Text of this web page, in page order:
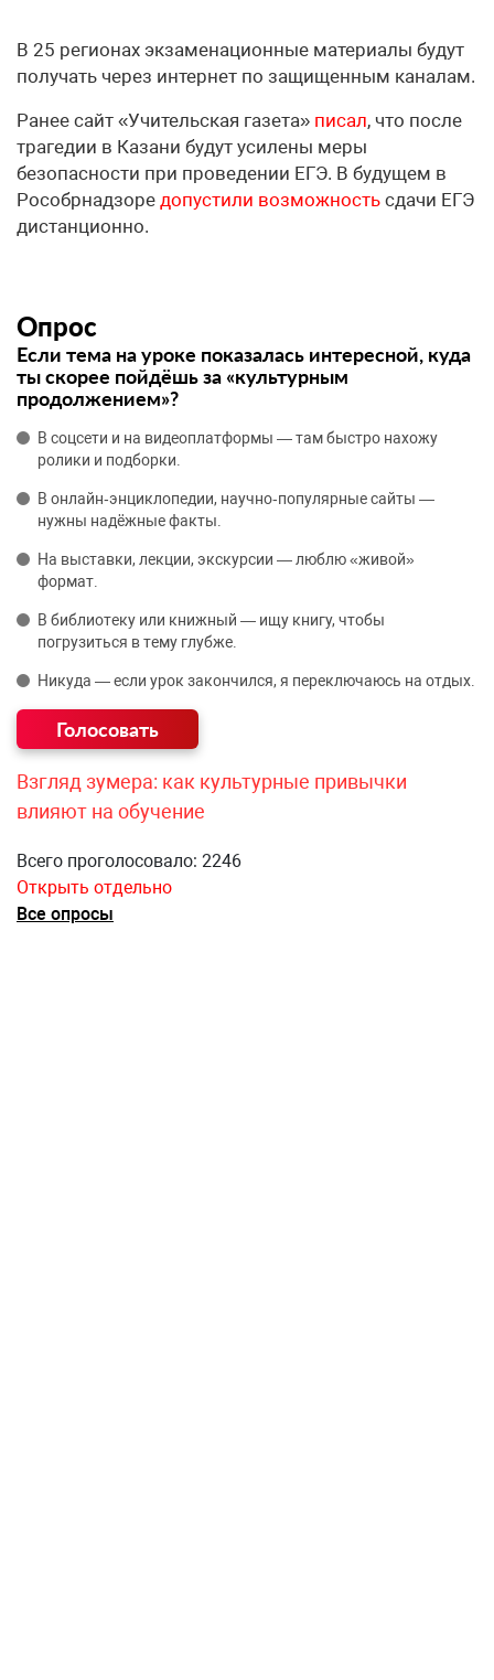
В 25 регионах экзаменационные материалы будут
получать через интернет по защищенным каналам.
Ранее сайт «Учительская газета» писал, что после
трагедии в Казани будут усилены меры
безопасности при проведении ЕГЭ. В будущем в
Рособрнадзоре допустили возможность сдачи ЕГЭ
дистанционно.
Опрос
Если тема на уроке показалась интересной, куда
ты скорее пойдёшь за «культурным
продолжением»?
В соцсети и на видеоплатформы — там быстро нахожу
ролики и подборки.
В онлайн‑энциклопедии, научно‑популярные сайты —
нужны надёжные факты.
На выставки, лекции, экскурсии — люблю «живой»
формат.
В библиотеку или книжный — ищу книгу, чтобы
погрузиться в тему глубже.
Никуда — если урок закончился, я переключаюсь на отдых.
Взгляд зумера: как культурные привычки
влияют на обучение
Всего проголосовало: 2246
Открыть отдельно
Все опросы